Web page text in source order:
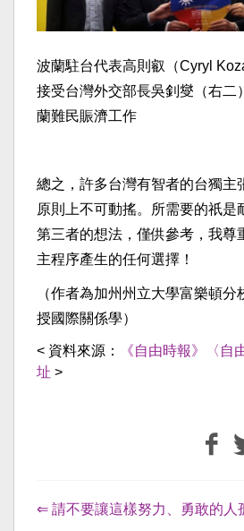
波蘭駐台代表高則叡（Cyryl
接受台灣外交部長吳釗燮（右二
蘭難民賑濟工作
總之，許多台灣有智者的台獨主
原則上不可動搖。所需要的祇是
第三者的想法，僅供參考，我尊
主程序產生的任何選擇！
（作者為加州州立大學富樂頓分
授國際關係學）
< 資料來源： 《自由時報》〈自
址 >
⇐ 請不要讓這樣努力、勇敢的人